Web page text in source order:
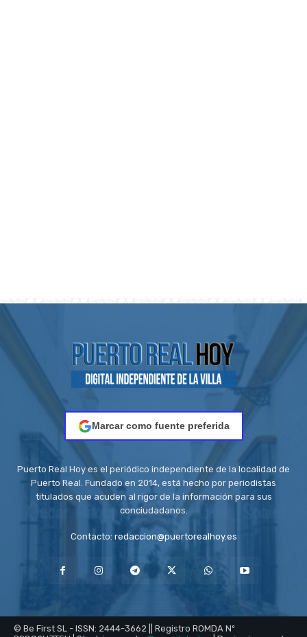
Marcar como fuente preferida
Puerto Real Hoy es el periódico independiente de la localidad de
Puerto Real. Fundado en 2014, está hecho por periodistas
titulados que acuden al rigor de la información para sus
conciudadanos.
Contacto: redaccion@puertorealhoy.es
© Be First SL - ISSN: 2444-3662 || Registro ROMDA Nº